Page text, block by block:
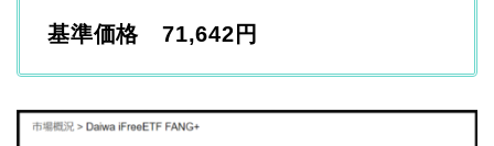
基準価格 71,642円